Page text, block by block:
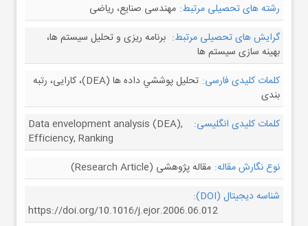
رشته های تحصیلی مرتبط: مهندسی صنایع، ریاضی
گرایش های تحصیلی مرتبط: برنامه ریزی و تحلیل سیستم ها،
بهینه سازی سیستم ها
کلمات کلیدی فارسی:
تحليل پوششي داده ها (DEA)، کارایی، رتبه
بندی
کلمات کلیدی انگلیسی:
Data envelopment analysis (DEA),
Efficiency, Ranking
نوع نگارش مقاله: مقاله پژوهشی (Research Article)
شناسه دیجیتال (DOI):
https://doi.org/10.1016/j.ejor.2006.06.012